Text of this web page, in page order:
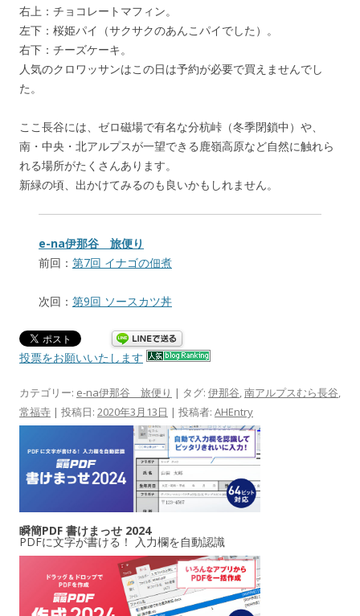
右上：チョコレートマフィン。
左下：桜姫パイ（サクサクのあんこパイでした）。
右下：チーズケーキ。
人気のクロワッサンはこの日は予約が必要で買えませんでし
た。
ここ長谷には、ゼロ磁場で有名な分杭峠（冬季閉鎖中）や、
南・中央・北アルプスが一望できる鹿嶺高原など自然に触れら
れる場所がたくさんあります。
新緑の頃、出かけてみるのも良いかもしれません。
e-na伊那谷 旅便り
前回： 第7回 イナゴの佃煮
次回： 第9回 ソースカツ丼
投票をお願いいたします
カテゴリー: e-na伊那谷 旅便り | タグ: 伊那谷,南アルプスむら長谷,
常福寺 | 投稿日: 2020年3月13日 | 投稿者: AHEntry
瞬簡PDF 書けまっせ 2024
PDFに文字が書ける！ 入力欄を自動認識